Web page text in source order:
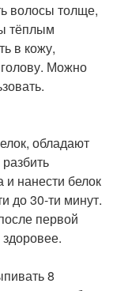
волосы толще,
тёплым
в кожу,
Можно
обладают
и нанести белок
до 30-ти минут.
первой
8